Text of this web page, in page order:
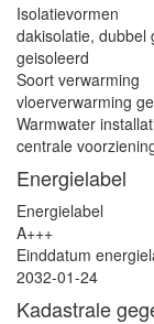
Isolatievormen
dakisolatie, dubbel
geisoleerd
Soort verwarming
vloerverwarming
Warmwater
centrale
Energielabel
Energielabel
A+++
Einddatum
2032-01-24
Kadastrale